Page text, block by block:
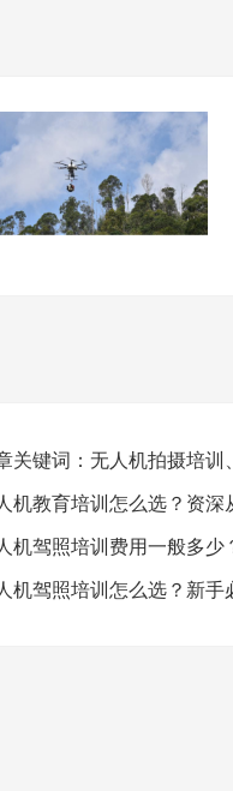
机教育培训怎么选？资
机驾照培训费用一般多少
机驾照培训怎么选？新手